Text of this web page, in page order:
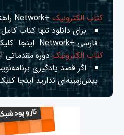
کتاب الکترونیک+Network راهنمای شبکه‌ها
برای دانلود تنها کتاب
فارسی +Network
اینجا
کتاب الکترونیکدوره مقدماتی
اگر قصد یادگیری
پیش‌زمینه‌ای نداریداینجا